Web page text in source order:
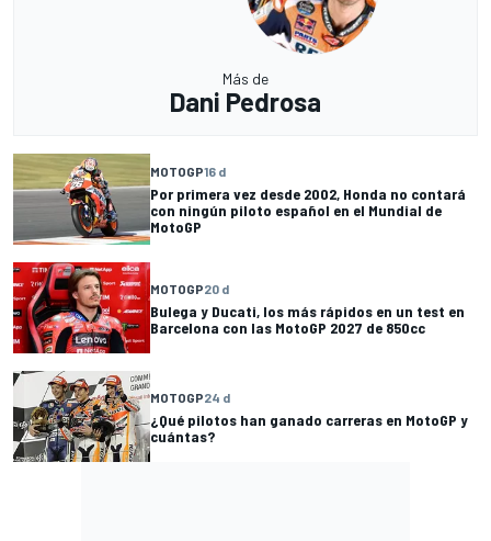
Más de
Dani Pedrosa
MOTOGP16 d
Por primera vez desde 2002, Honda no contará
con ningún piloto español en el Mundial de
MotoGP
MOTOGP20 d
Bulega y Ducati, los más rápidos en un test en
Barcelona con las MotoGP 2027 de 850cc
MOTOGP24 d
¿Qué pilotos han ganado carreras en MotoGP y
cuántas?